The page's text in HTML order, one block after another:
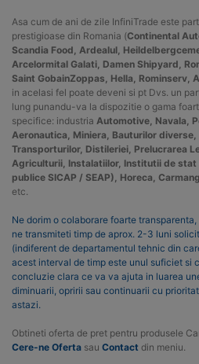
Asa cum de ani de zile InfiniTrade este
prestigioase din Romania (Continental
Scandia Food, Ardealul,
Arcelormital Galati, Damen Shipyard,
Saint GobainZoppas, Hella, Rominserv,
in acelasi fel poate deveni si pt Dvs. un
lung punandu-va la dispozitie o gama
specifice: industria Automotive, Navala,
Aeronautica, Miniera, Bauturilor
Transporturilor, Distileriei, Prelucrarea
Agriculturii, Instalatiilor, Institutii de
publice SICAP / SEAP), Horeca,
etc.
Ne dorim o colaborare foarte
ne transmiteti timp de aprox. 2-3 luni
(indiferent de departamentul tehnic din
acest interval de timp este unul suficiet si
concluzie clara ce va va ajuta in luarea
diminuarii, opririi sau continuarii cu
astazi.
Obtineti oferta de pret pentru produsele
Cere-ne Oferta sau Contact din meniu.